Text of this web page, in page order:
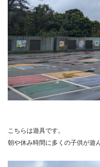
こちらは遊具です。
朝や休み時間に多くの子供が遊